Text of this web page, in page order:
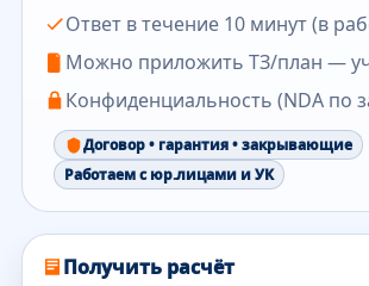
Ответ в течение 10 минут (в
Можно приложить ТЗ/план —
Конфиденциальность (NDA по
Договор • гарантия • закрывающие
Работаем с юр.лицами и УК
Получить расчёт